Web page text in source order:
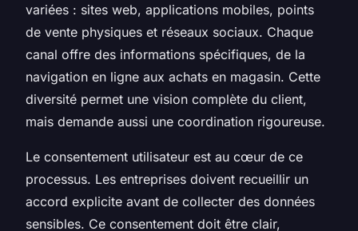
variées : sites web, applications mobiles, points
de vente physiques et réseaux sociaux. Chaque
canal offre des informations spécifiques, de la
navigation en ligne aux achats en magasin. Cette
diversité permet une vision complète du client,
mais demande aussi une coordination rigoureuse.
Le consentement utilisateur est au cœur de ce
processus. Les entreprises doivent recueillir un
accord explicite avant de collecter des données
sensibles. Ce consentement doit être clair,